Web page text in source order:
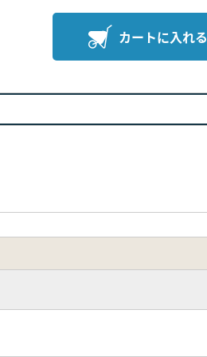
カートに入れる